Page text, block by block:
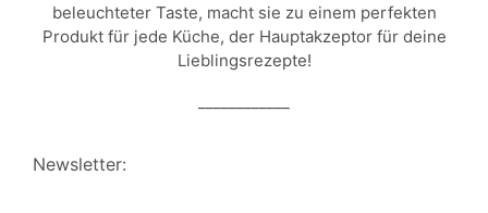
beleuchteter Taste, macht sie zu einem perfekten
Produkt für jede Küche, der Hauptakzeptor für deine
Lieblingsrezepte!
Newsletter: